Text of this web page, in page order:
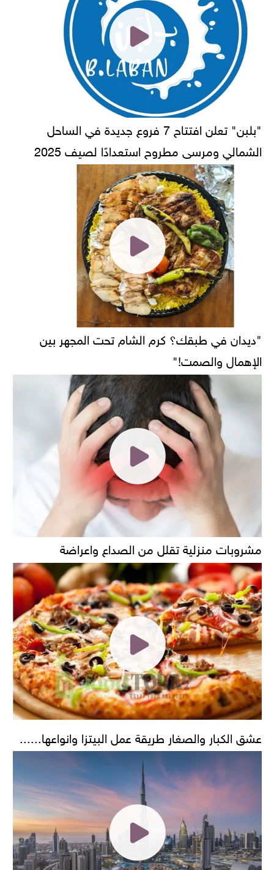
"بلبن" تعلن افتتاح 7 فروع جديدة في الساحل
الشمالي ومرسى مطروح استعدادًا لصيف 2025
"ديدان في طبقك؟ كرم الشام تحت المجهر بين
الإهمال والصمت!"
مشروبات منزلية تقلل من الصداع واعراضة
عشق الكبار والصغار طريقة عمل البيتزا وانواعها......